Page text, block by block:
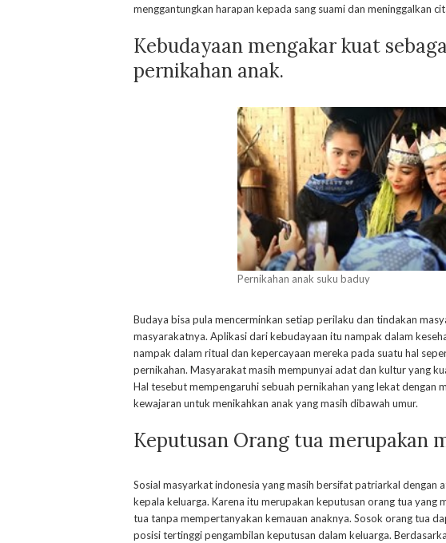
menggantungkan harapan kepada sang suami dan meninggalkan
Kebudayaan mengakar kuat
pernikahan anak.
Pernikahan anak suku baduy
Budaya bisa pula mencerminkan setiap perilaku dan tindakan
masyarakatnya. Aplikasi dari kebudayaan itu nampak dalam
nampak dalam ritual dan kepercayaan mereka pada suatu hal
pernikahan. Masyarakat masih mempunyai adat dan kultur yang
Hal tesebut mempengaruhi sebuah pernikahan yang lekat dengan
kewajaran untuk menikahkan anak yang masih dibawah umur.
Keputusan Orang tua merupakan
Sosial masyarkat indonesia yang masih bersifat patriarkal dengan
kepala keluarga. Karena itu merupakan keputusan orang tua yang
tua tanpa mempertanyakan kemauan anaknya. Sosok orang tua
posisi tertinggi pengambilan keputusan dalam keluarga.